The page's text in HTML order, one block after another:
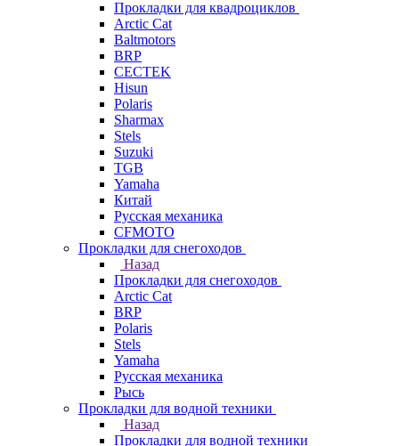
Прокладки для квадроциклов
Arctic Cat
Baltmotors
BRP
CECTEK
Hisun
Polaris
Sharmax
Stels
Suzuki
TGB
Yamaha
Китай
Русская механика
СFMOTO
Прокладки для снегоходов
Назад
Прокладки для снегоходов
Arctic Cat
BRP
Polaris
Stels
Yamaha
Русская механика
Рысь
Прокладки для водной техники
Назад
Прокладки для водной техники